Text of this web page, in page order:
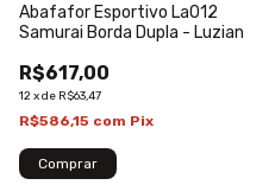
Abafafor Esportivo La012
Samurai Borda Dupla - Luzian
R$617,00
12xde R$63,47
R$586,15 com Pix